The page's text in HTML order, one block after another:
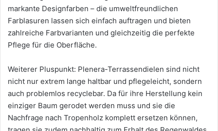
markante Designfarben – die umweltfreundlichen
Farblasuren lassen sich einfach auftragen und bieten
zahlreiche Farbvarianten und gleichzeitig die perfekte
Pflege für die Oberfläche.
Weiterer Pluspunkt: Plenera-Terrassendielen sind nicht
nicht nur extrem lange haltbar und pflegeleicht, sondern
auch problemlos recyclebar. Da für ihre Herstellung kein
einziger Baum gerodet werden muss und sie die
Nachfrage nach Tropenholz komplett ersetzen können,